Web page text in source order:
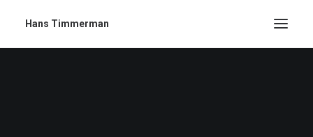
Hans Timmerman